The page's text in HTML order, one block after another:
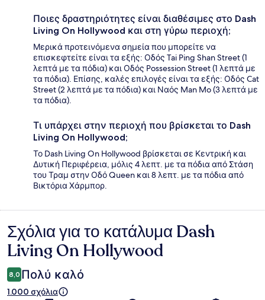
Ποιες δραστηριότητες είναι διαθέσιμες στο Dash
Living On Hollywood και στη γύρω περιοχή;
Μερικά προτεινόμενα σημεία που μπορείτε να
επισκεφτείτε είναι τα εξής: Οδός Tai Ping Shan Street (1
λεπτά με τα πόδια) και Οδός Possession Street (1 λεπτά με
τα πόδια). Επίσης, καλές επιλογές είναι τα εξής: Οδός Cat
Street (2 λεπτά με τα πόδια) και Ναός Man Mo (3 λεπτά με
τα πόδια).
Τι υπάρχει στην περιοχή που βρίσκεται το Dash
Living On Hollywood;
Το Dash Living On Hollywood βρίσκεται σε Κεντρική και
Δυτική Περιφέρεια, μόλις 4 λεπτ. με τα πόδια από Στάση
του Τραμ στην Οδό Queen και 8 λεπτ. με τα πόδια από
Βικτόρια Χάρμπορ.
Σχόλια
Σχόλια για το κατάλυμα Dash
Living On Hollywood
8,0 Πολύ καλό
1.000 σχόλια